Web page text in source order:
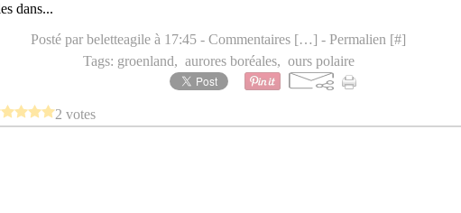
dans...
Posté par beletteagile à 17:45 - Commentaires […] - Permalien [#]
Tags: groenland, aurores boréales, ours polaire
2 votes